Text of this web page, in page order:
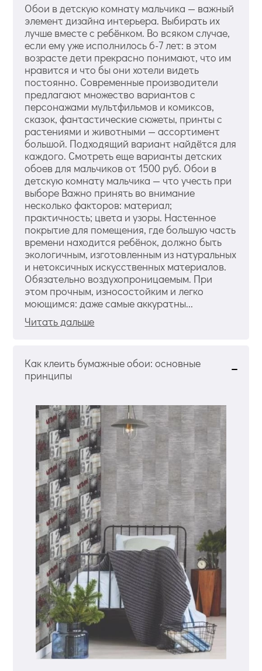
Обои в детскую комнату мальчика — важный
элемент дизайна интерьера. Выбирать их
лучше вместе с ребёнком. Во всяком случае,
если ему уже исполнилось 6-7 лет: в этом
возрасте дети прекрасно понимают, что им
нравится и что бы они хотели видеть
постоянно. Современные производители
предлагают множество вариантов с
персонажами мультфильмов и комиксов,
сказок, фантастические сюжеты, принты с
растениями и животными — ассортимент
большой. Подходящий вариант найдётся для
каждого. Смотреть еще варианты детских
обоев для мальчиков от 1500 руб. Обои в
детскую комнату мальчика — что учесть при
выборе Важно принять во внимание
несколько факторов: материал;
практичность; цвета и узоры. Настенное
покрытие для помещения, где большую часть
времени находится ребёнок, должно быть
экологичным, изготовленным из натуральных
и нетоксичных искусственных материалов.
Обязательно воздухопроницаемым. При
этом прочным, износостойким и легко
моющимся: даже самые аккуратны...
Читать дальше
Как клеить бумажные обои: основные
принципы